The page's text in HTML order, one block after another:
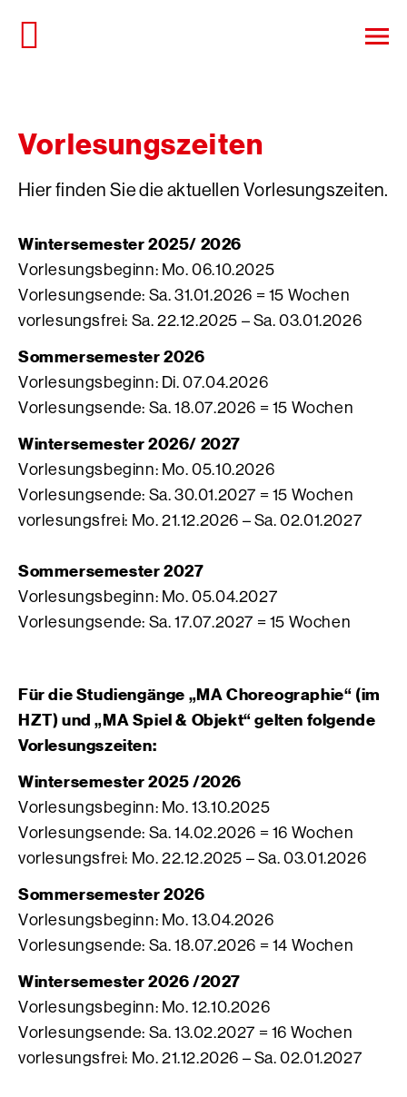
zum
Seiteninhalt
Vorlesungszeiten
Hier finden Sie die aktuellen Vorlesungszeiten.
Wintersemester 2025/ 2026
Vorlesungsbeginn: Mo. 06.10.2025
Vorlesungsende: Sa. 31.01.2026 = 15 Wochen
vorlesungsfrei: Sa. 22.12.2025 – Sa. 03.01.2026
Sommersemester 2026
Vorlesungsbeginn: Di. 07.04.2026
Vorlesungsende: Sa. 18.07.2026 = 15 Wochen
Wintersemester 2026/ 2027
Vorlesungsbeginn: Mo. 05.10.2026
Vorlesungsende: Sa. 30.01.2027 = 15 Wochen
vorlesungsfrei: Mo. 21.12.2026 – Sa. 02.01.2027
Sommersemester 2027
Vorlesungsbeginn: Mo. 05.04.2027
Vorlesungsende: Sa. 17.07.2027 = 15 Wochen
Für die Studiengänge „MA Choreographie“ (im
HZT) und „MA Spiel & Objekt“ gelten folgende
Vorlesungszeiten:
Wintersemester 2025 /2026
Vorlesungsbeginn: Mo. 13.10.2025
Vorlesungsende: Sa. 14.02.2026 = 16 Wochen
vorlesungsfrei: Mo. 22.12.2025 – Sa. 03.01.2026
Sommersemester 2026
Vorlesungsbeginn: Mo. 13.04.2026
Vorlesungsende: Sa. 18.07.2026 = 14 Wochen
Wintersemester 2026 /2027
Vorlesungsbeginn: Mo. 12.10.2026
Vorlesungsende: Sa. 13.02.2027 = 16 Wochen
vorlesungsfrei: Mo. 21.12.2026 – Sa. 02.01.2027